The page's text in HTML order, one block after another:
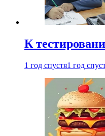
К
1 год спустя1 год